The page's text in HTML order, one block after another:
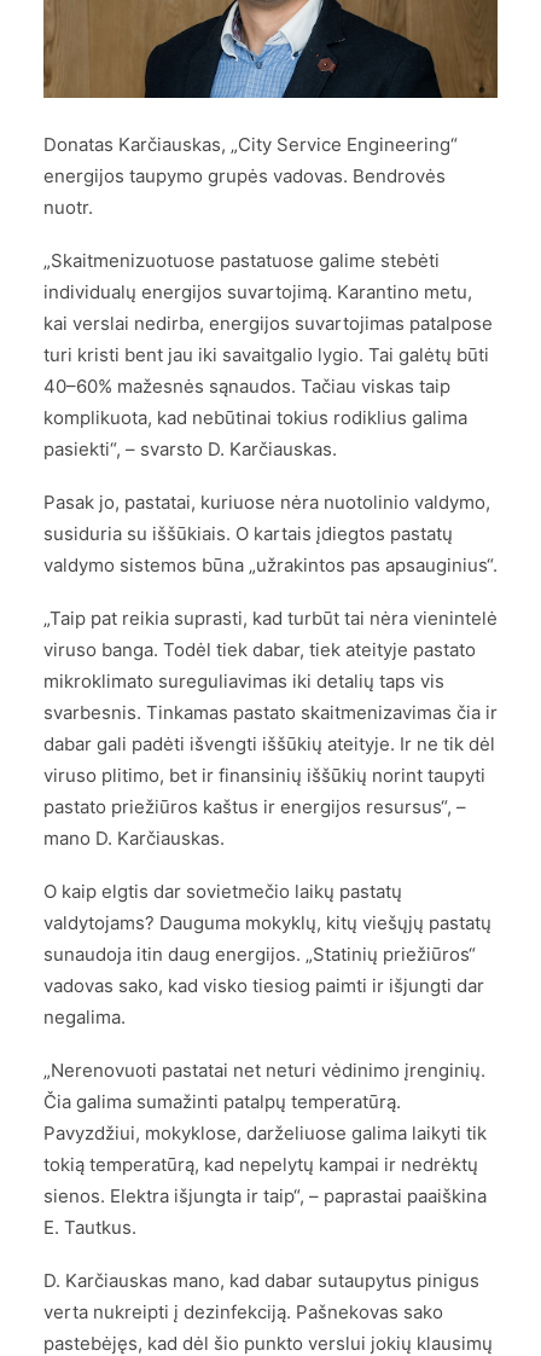
Donatas Karčiauskas, „City Service Engineering“
energijos taupymo grupės vadovas. Bendrovės
nuotr.
„Skaitmenizuotuose pastatuose galime stebėti
individualų energijos suvartojimą. Karantino metu,
kai verslai nedirba, energijos suvartojimas patalpose
turi kristi bent jau iki savaitgalio lygio. Tai galėtų būti
40–60% mažesnės sąnaudos. Tačiau viskas taip
komplikuota, kad nebūtinai tokius rodiklius galima
pasiekti“, – svarsto D. Karčiauskas.
Pasak jo, pastatai, kuriuose nėra nuotolinio valdymo,
susiduria su iššūkiais. O kartais įdiegtos pastatų
valdymo sistemos būna „užrakintos pas apsauginius“.
„Taip pat reikia suprasti, kad turbūt tai nėra vienintelė
viruso banga. Todėl tiek dabar, tiek ateityje pastato
mikroklimato sureguliavimas iki detalių taps vis
svarbesnis. Tinkamas pastato skaitmenizavimas čia ir
dabar gali padėti išvengti iššūkių ateityje. Ir ne tik dėl
viruso plitimo, bet ir finansinių iššūkių norint taupyti
pastato priežiūros kaštus ir energijos resursus“, –
mano D. Karčiauskas.
O kaip elgtis dar sovietmečio laikų pastatų
valdytojams? Dauguma mokyklų, kitų viešųjų pastatų
sunaudoja itin daug energijos. „Statinių priežiūros“
vadovas sako, kad visko tiesiog paimti ir išjungti dar
negalima.
„Nerenovuoti pastatai net neturi vėdinimo įrenginių.
Čia galima sumažinti patalpų temperatūrą.
Pavyzdžiui, mokyklose, darželiuose galima laikyti tik
tokią temperatūrą, kad nepelytų kampai ir nedrėktų
sienos. Elektra išjungta ir taip“, – paprastai paaiškina
E. Tautkus.
D. Karčiauskas mano, kad dabar sutaupytus pinigus
verta nukreipti į dezinfekciją. Pašnekovas sako
pastebėjęs, kad dėl šio punkto verslui jokių klausimų